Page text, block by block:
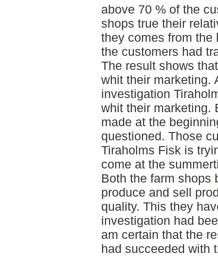
above 70 % of the
shops true their
they comes from the
the customers had
The result shows
whit their marketing.
investigation
whit their marketing.
made at the
questioned. Those
Tiraholms Fisk is
come at the
Both the farm shops
produce and sell
quality. This they
investigation had
am certain that the
had succeeded with